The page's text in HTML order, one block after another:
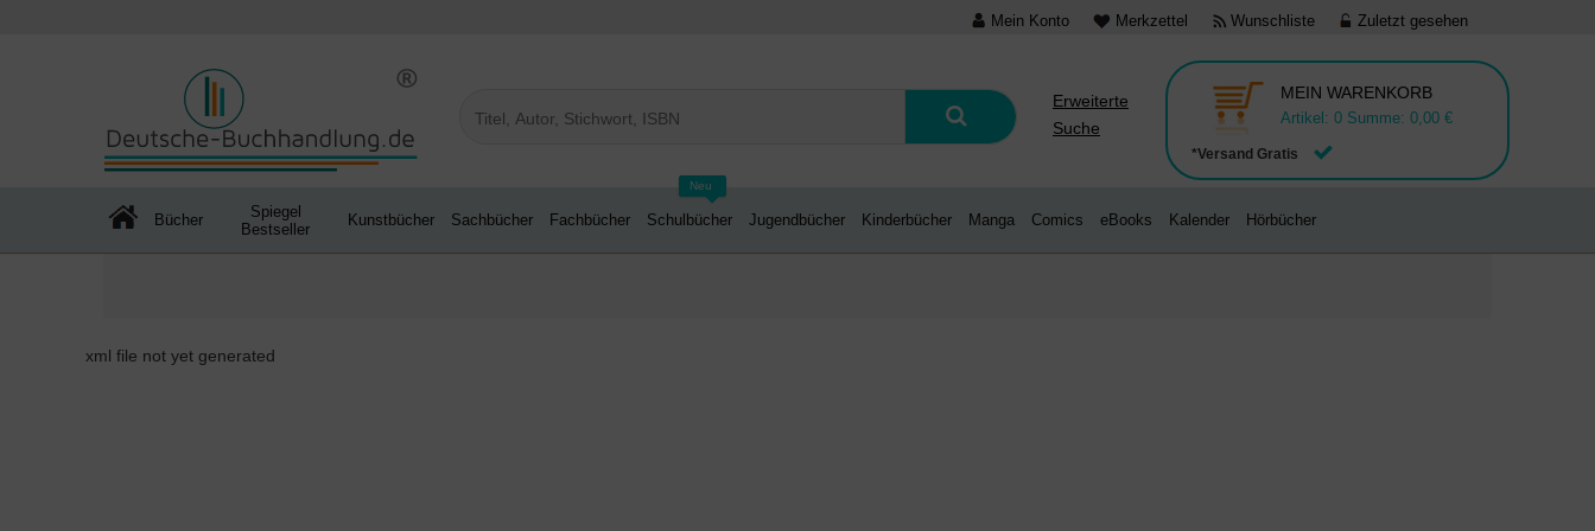
Mein Konto Merkzettel Wunschliste Zuletzt gesehen
Erweiterte
Suche
*Versand Gratis
MEIN WARENKORB
Artikel: 0 Summe: 0,00 €
Bücher
Spiegel
Bestseller
Kunstbücher Sachbücher Fachbücher
Neu
Schulbücher Jugendbücher Kinderbücher Manga Comics eBooks Kalender Hörbücher
xml file not yet generated